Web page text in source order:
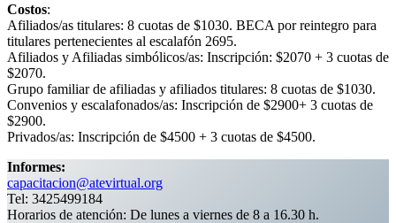
Costos:
Afiliados/as titulares: 8 cuotas de $1030. BECA por reintegro para
titulares pertenecientes al escalafón 2695.
Afiliados y Afiliadas simbólicos/as: Inscripción: $2070 + 3 cuotas de
$2070.
Grupo familiar de afiliadas y afiliados titulares: 8 cuotas de $1030.
Convenios y escalafonados/as: Inscripción de $2900+ 3 cuotas de
$2900.
Privados/as: Inscripción de $4500 + 3 cuotas de $4500.
Informes:
capacitacion@atevirtual.org
Tel: 3425499184
Horarios de atención: De lunes a viernes de 8 a 16.30 h.